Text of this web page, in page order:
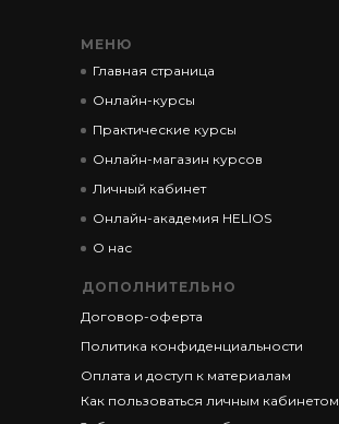
ДОПОЛНИТЕЛЬНО
Договор-оферта
Политика конфиденциальности
Оплата и доступ к материалам
Как пользоваться личным кабинетом
Главная страница
Онлайн-курсы
Практические курсы
Личный кабинет
Онлайн-академия HELIOS
МЕНЮ
Онлайн-магазин курсов
О нас